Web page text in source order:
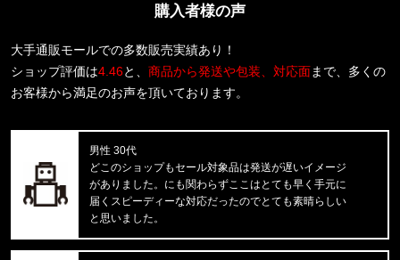
福岡県のお客様ご注文ありがとうございます。
COTTON STRETCH 3PK TRUNK
福岡県のお客様ご注文ありがとうございます。
CALVIN KLEIN/カルバンクライン
福岡県のお客様ご注文ありがとうございます。
CALVIN KLEIN/カルバンクライン
INTENSE POWER 3PK TRUNK 3
東京都のお客様ご注文ありがとうございます。
Carhartt WIP/カーハートダブルアイピー
購入者様の声
大手通販モールでの多数販売実績あり！
ショップ評価は4.46と、 商品から発送や包装、対応面まで、多くの
お客様から満足のお声を頂いております。
男性 30代
どこのショップもセール対象品は発送が遅いイメージ
がありました。にも関わらずここはとても早く手元に
届くスピーディーな対応だったのでとても素晴らしい
と思いました。